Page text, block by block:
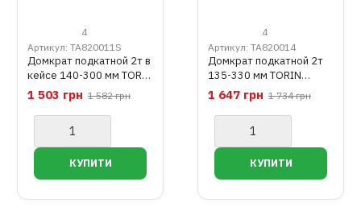
4
Артикул: TA820011S
Домкрат подкатной 2т в
кейсе 140-300 мм TORIN
TA820011S
1 503 грн 1 582 грн
4
Артикул: TA820014
Домкрат подкатной 2т
135-330 мм TORIN
TA820014
1 647 грн 1 734 грн